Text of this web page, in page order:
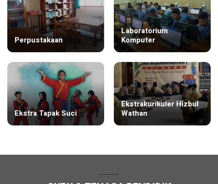
Perpustakaan
Laboratorium
Komputer
Ekstra Tapak Suci
Ekstrakurikuler Hizbul
Wathan